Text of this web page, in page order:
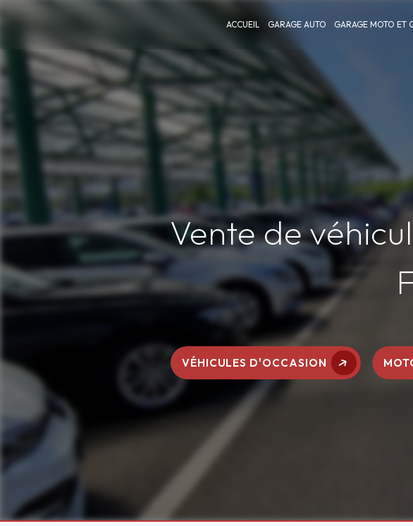
ACCUEIL GARAGE AUTO GARAGE MOTO ET
Vente de
VÉHICULES D'OCCASION
Panneau de gestion des cookies